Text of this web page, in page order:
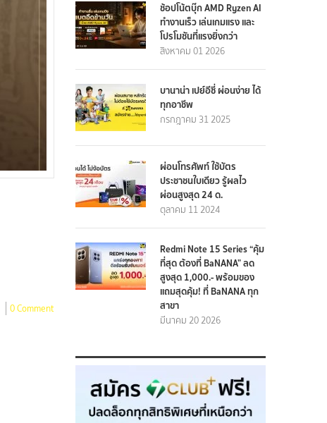
0 Comment
ช้อปโน้ตบุ๊ก AMD Ryzen AI
ทำงานเร็ว เล่นเกมแรง และ
โปรโมชันที่แรงยิ่งกว่า
สิงหาคม 01 2026
บานาน่า เปย์อีซี่ ผ่อนง่าย ได้
ทุกอาชีพ
กรกฎาคม 31 2025
ผ่อนโทรศัพท์ ใช้บัตร
ประชาชนใบเดียว รู้ผลไว
ผ่อนสูงสุด 24 ด.
ตุลาคม 11 2024
Redmi Note 15 Series “คุ้ม
ที่สุด ต้องที่ BaNANA” ลด
สูงสุด 1,000.- พร้อมของ
แถมสุดคุ้ม! ที่ BaNANA ทุก
สาขา
มีนาคม 20 2026